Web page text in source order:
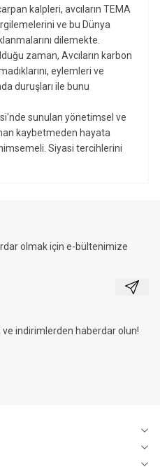
kalpleri, avcıların TEMA
ve bu Dünya
dilemekte.
zaman, Avcıların karbon
eylemleri ve
duruşları ile bunu
sunulan yönetimsel ve
kaybetmeden hayata
Siyasi tercihlerini
olmak için e-bültenimize
Kayıt
indirimlerden haberdar olun!